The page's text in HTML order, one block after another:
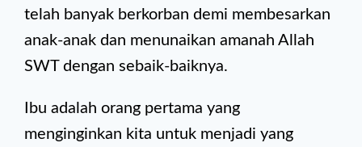
telah banyak berkorban demi membesarkan
anak-anak dan menunaikan amanah Allah
SWT dengan sebaik-baiknya.
Ibu adalah orang pertama yang
menginginkan kita untuk menjadi yang